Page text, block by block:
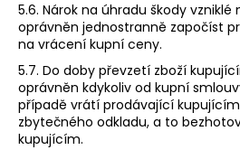
5.6. Nárok na úhradu škody
oprávněn jednostranně započíst
na vrácení kupní ceny.
5.7. Do doby převzetí zboží
oprávněn kdykoliv od kupní
případě vrátí prodávající
zbytečného odkladu, a to
kupujícím.